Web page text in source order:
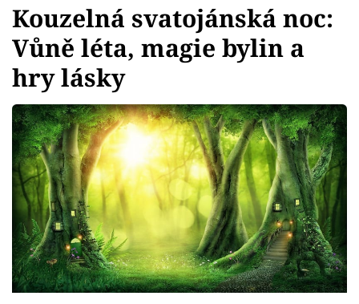
Témata
Bydlení
Zahrada
Design
Sledujte prima+
Přihlášení
Kouzelná svatojánská noc:
Vůně léta, magie bylin a
hry lásky